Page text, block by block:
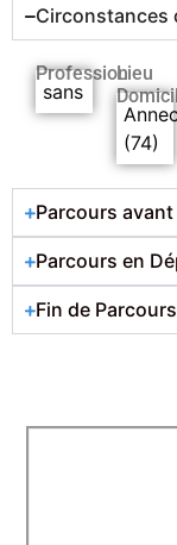
Circonstances
Profession
sans
Lieu
(74)
Parcours
Parcours en
Fin de Parcours